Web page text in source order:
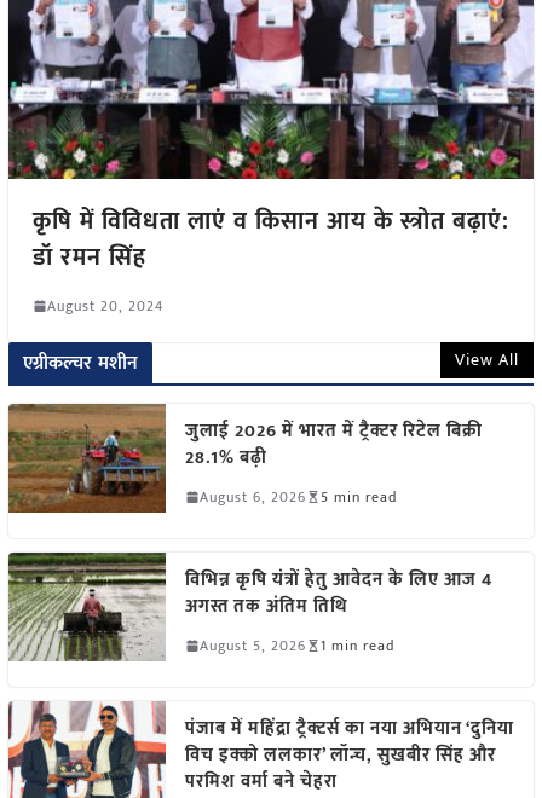
कृषि में विविधता लाएं व किसान आय के स्त्रोत बढ़ाएं:
डॉ रमन सिंह
August 20, 2024
एग्रीकल्चर मशीन View All
जुलाई 2026 में भारत में ट्रैक्टर रिटेल बिक्री
28.1% बढ़ी
August 6, 2026 5 min read
विभिन्न कृषि यंत्रों हेतु आवेदन के लिए आज 4
अगस्त तक अंतिम तिथि
August 5, 2026 1 min read
पंजाब में महिंद्रा ट्रैक्टर्स का नया अभियान ‘दुनिया
विच इक्को ललकार’ लॉन्च, सुखबीर सिंह और
परमिश वर्मा बने चेहरा